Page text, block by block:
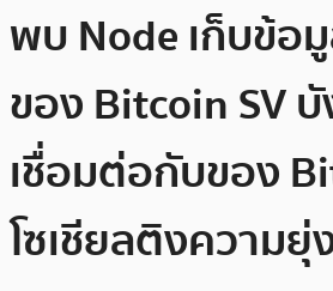
พบ Node เก็บข้อ
ของ Bitcoin SV
เชื่อมต่อกับของ
โซเชียลติงความยุ่